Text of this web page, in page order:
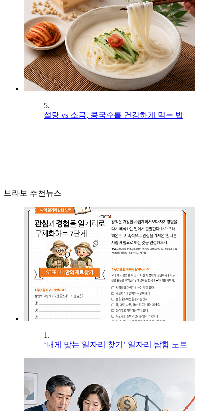
5.
설탕 vs 소금, 콩국수를 건강하게 먹는 법
브라보 추천뉴스
1.
‘내게 맞는 일자리 찾기’ 일자리 탐험 노트